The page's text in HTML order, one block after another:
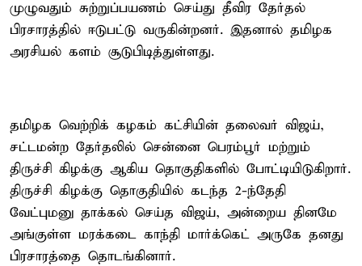
முழுவதும் சுற்றுப்பயணம் செய்து தீவிர தேர்தல்
பிரசாரத்தில் ஈடுபட்டு வருகின்றனர். இதனால் தமிழக
அரசியல் களம் சூடுபிடித்துள்ளது.
தமிழக வெற்றிக் கழகம் கட்சியின் தலைவர் விஜய்,
சட்டமன்ற தேர்தலில் சென்னை பெரம்பூர் மற்றும்
திருச்சி கிழக்கு ஆகிய தொகுதிகளில் போட்டியிடுகிறார்.
திருச்சி கிழக்கு தொகுதியில் கடந்த 2-ந்தேதி
வேட்புமனு தாக்கல் செய்த விஜய், அன்றைய தினமே
அங்குள்ள மரக்கடை காந்தி மார்க்கெட் அருகே தனது
பிரசாரத்தை தொடங்கினார்.